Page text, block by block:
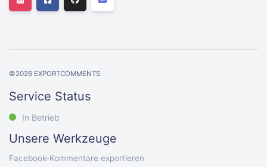
©2026 EXPORTCOMMENTS
Service Status
In Betrieb
Unsere Werkzeuge
Facebook-Kommentare exportieren